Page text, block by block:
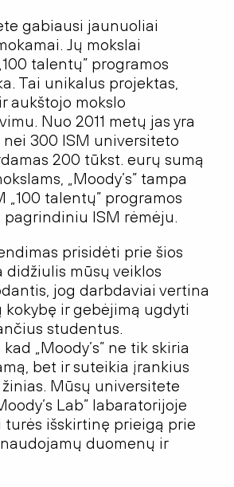
gabiausi jaunuoliai
Jų mokslai
talentų” programos
Tai unikalus projektas,
aukštojo mokslo
Nuo 2011 metų jas yra
300 ISM universiteto
200 tūkst. eurų sumą
„Moody’s” tampa
„100 talentų” programos
ISM rėmėju.
prisidėti prie šios
didžiulis mūsų veiklos
jog darbdaviai vertina
ir gebėjimą ugdyti
studentus.
„Moody’s” ne tik skiria
bet ir suteikia įrankius
Mūsų universitete
Lab” labaratorijoje
turės išskirtinę prieigą prie
duomenų ir